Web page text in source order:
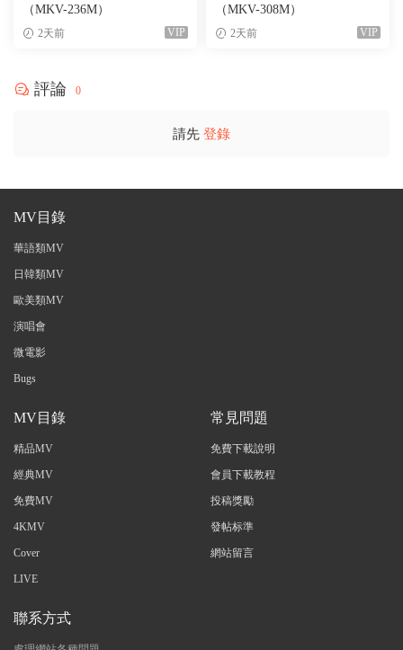
（MKV-236M）
2天前 VIP
（MKV-308M）
2天前 VIP
評論 0
請先 登錄
MV目錄
華語類MV
日韓類MV
歐美類MV
演唱會
微電影
Bugs
MV目錄
精品MV
經典MV
免費MV
4KMV
Cover
LIVE
常見問題
免費下載說明
會員下載教程
投稿獎勵
發帖标準
網站留言
聯系方式